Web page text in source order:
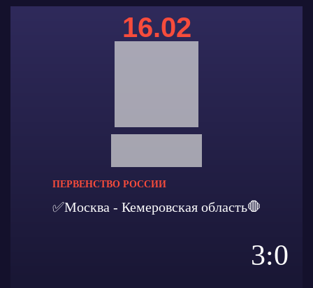
16.02
ПЕРВЕНСТВО РОССИИ
✅Москва - Кемеровская область🛑
3:0